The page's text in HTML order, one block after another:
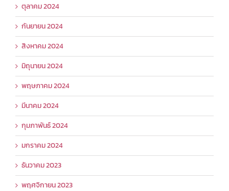
ตุลาคม 2024
กันยายน 2024
สิงหาคม 2024
มิถุนายน 2024
พฤษภาคม 2024
มีนาคม 2024
กุมภาพันธ์ 2024
มกราคม 2024
ธันวาคม 2023
พฤศจิกายน 2023